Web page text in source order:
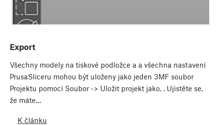
Export
Všechny modely na tiskové podložce a a všechna nastavení
PrusaSliceru mohou být uloženy jako jeden 3MF soubor
Projektu pomocí Soubor -> Uložit projekt jako. . Ujistěte se,
že máte…
K článku